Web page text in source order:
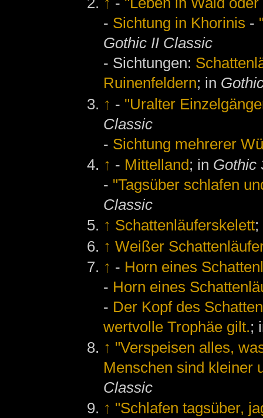
- Sichtung in Khorinis -
Gothic II Classic
- Sichtungen:
Ruinenfeldern; in
↑ - "Uralter
Classic
- Sichtung mehrerer
↑ - Mittelland; in Gothic
- "Tagsüber schlafen
Classic
↑ Schattenläuferskelett
↑ Weißer
↑ - Horn eines
- Horn eines
- Der Kopf des
wertvolle Trophäe gilt.;
↑ "Verspeisen alles,
Menschen sind kleiner
Classic
↑ "Schlafen tagsüber,